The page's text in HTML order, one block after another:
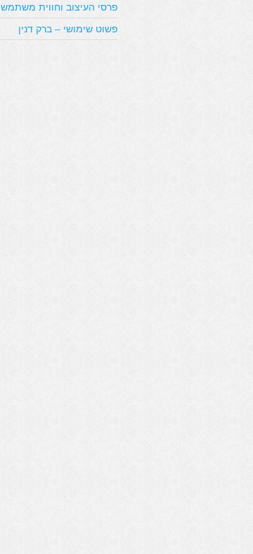
פרסי העיצוב וחווית משתמש
פשוט שימושי – ברק דנין